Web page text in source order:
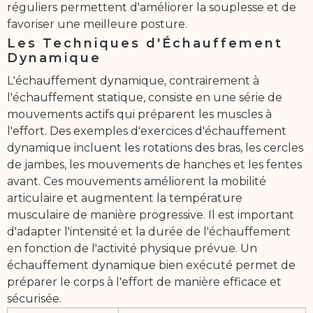
réguliers permettent d'améliorer la souplesse et de
favoriser une meilleure posture.
Les Techniques d'Échauffement
Dynamique
L'échauffement dynamique, contrairement à
l'échauffement statique, consiste en une série de
mouvements actifs qui préparent les muscles à
l'effort. Des exemples d'exercices d'échauffement
dynamique incluent les rotations des bras, les cercles
de jambes, les mouvements de hanches et les fentes
avant. Ces mouvements améliorent la mobilité
articulaire et augmentent la température
musculaire de manière progressive. Il est important
d'adapter l'intensité et la durée de l'échauffement
en fonction de l'activité physique prévue. Un
échauffement dynamique bien exécuté permet de
préparer le corps à l'effort de manière efficace et
sécurisée.